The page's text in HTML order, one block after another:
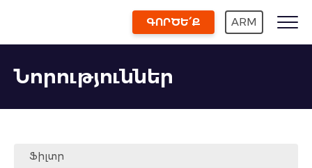
ԳՈՐԾԵ՛Ք ARM
Նորություններ
Ֆիլտր